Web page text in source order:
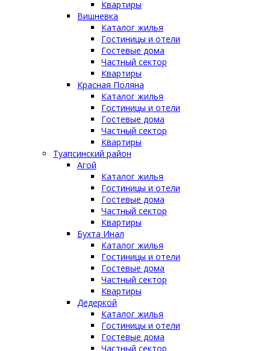
Квартиры
Вишневка
Каталог жилья
Гостиницы и отели
Гостевые дома
Частный сектор
Квартиры
Красная Поляна
Каталог жилья
Гостиницы и отели
Гостевые дома
Частный сектор
Квартиры
Туапсинский район
Агой
Каталог жилья
Гостиницы и отели
Гостевые дома
Частный сектор
Квартиры
Бухта Инал
Каталог жилья
Гостиницы и отели
Гостевые дома
Частный сектор
Квартиры
Дедеркой
Каталог жилья
Гостиницы и отели
Гостевые дома
Частный сектор